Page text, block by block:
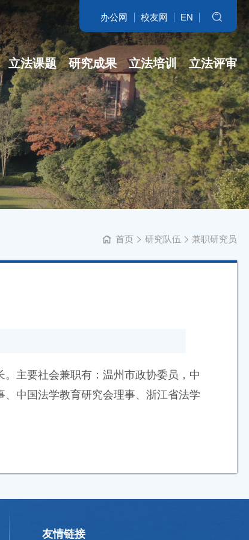
办公网 校友网 EN
搜索
立法课题
省哲社课题
省新型智库课...
立法委托课题
智库自设课题
研究成果
立法研究参考
专著
立法培训
开班盛况
培训交流
立法评审
首页 研究队伍 兼职研究员
主要社会兼职有：温州市政协委员，中
中国法学教育研究会理事、浙江省法学
友情链接